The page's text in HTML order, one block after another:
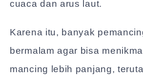
cuaca dan arus laut.
Karena itu, banyak
bermalam agar bisa
mancing lebih panjang,